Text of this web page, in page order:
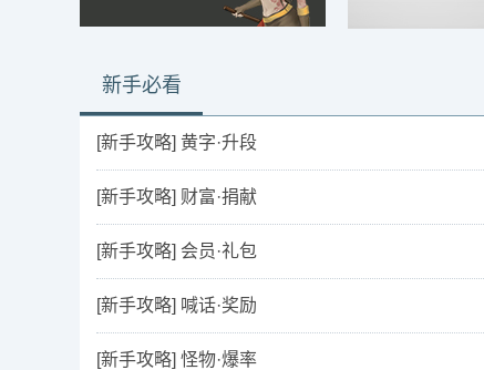
新手必看
[新手攻略] 黄字·升段
[新手攻略] 财富·捐献
[新手攻略] 会员·礼包
[新手攻略] 喊话·奖励
[新手攻略] 怪物·爆率